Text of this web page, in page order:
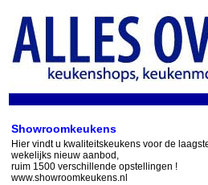
Showroomkeukens
Hier vindt u kwaliteitskeukens voor de
wekelijks nieuw aanbod,
ruim 1500 verschillende opstellingen !
www.showroomkeukens.nl